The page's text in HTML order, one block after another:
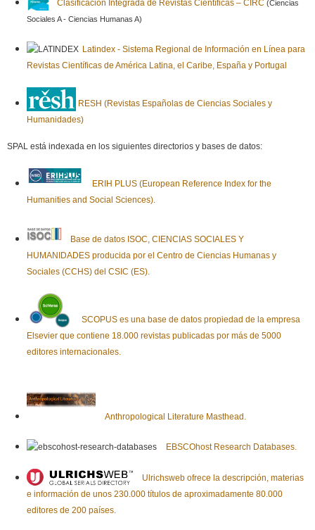
Clasificación Integrada de Revistas Científicas – CIRC (Ciencias
Sociales A - Ciencias Humanas A)
Latindex - Sistema Regional de Información en Línea para
Revistas Científicas de América Latina, el Caribe, España y Portugal
RESH (Revistas Españolas de Ciencias Sociales y
Humanidades)
SPAL está indexada en los siguientes directorios y bases de datos:
ERIH PLUS (European Reference Index for the
Humanities and Social Sciences).
Base de datos ISOC, CIENCIAS SOCIALES Y
HUMANIDADES producida por el Centro de Ciencias Humanas y
Sociales (CCHS) del CSIC (ES).
SCOPUS es una base de datos propiedad de la empresa
Elsevier que contiene 18.000 revistas publicadas por más de 5000
editores internacionales.
Anthropological Literature Masthead.
EBSCOhost Research Databases.
Ulrichsweb ofrece la descripción, materias
e información de unos 230.000 títulos de aproximadamente 80.000
editores de 200 países.